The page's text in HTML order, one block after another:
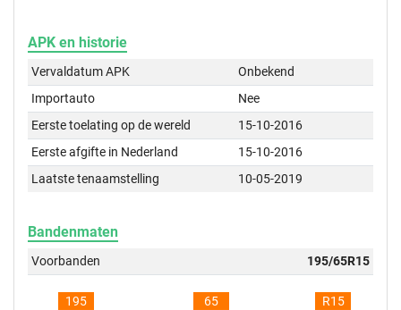
APK en historie
Vervaldatum APK
Onbekend
Importauto
Nee
Eerste toelating op de wereld
15-10-2016
Eerste afgifte in Nederland
15-10-2016
Laatste tenaamstelling
10-05-2019
Bandenmaten
Voorbanden 195/65R15
195 65 R15